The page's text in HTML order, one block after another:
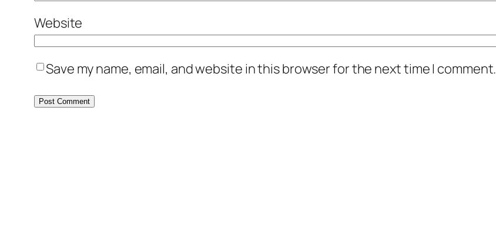
Website
Save my name, email, and website in this browser for the next time I comment.